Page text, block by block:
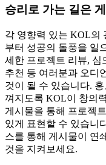
승리로 가는 길은
각 영향력 있는 KOL의
부터 성공의 돌풍을 일
세한 프로젝트 리뷰, 심
추천 등 여러분과 오디
것이 될 수 있습니다.
껴지도록 KOL이 창의
게시물을 통해 프로젝
있게 표현할 수 있습니
스를 통해 게시물이 연
것을 지켜보세요.